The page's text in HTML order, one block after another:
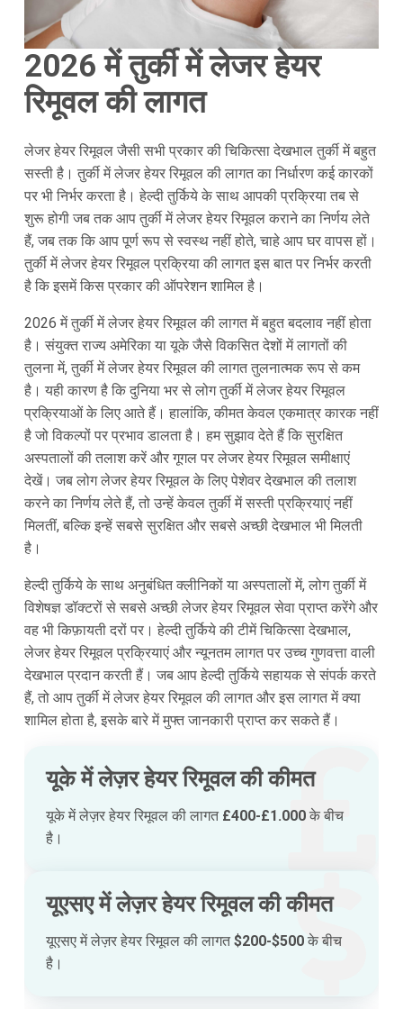
2026 में तुर्की में लेजर हेयर
रिमूवल की लागत
लेजर हेयर रिमूवल जैसी सभी प्रकार की चिकित्सा देखभाल तुर्की में बहुत
सस्ती है। तुर्की में लेजर हेयर रिमूवल की लागत का निर्धारण कई कारकों
पर भी निर्भर करता है। हेल्दी तुर्किये के साथ आपकी प्रक्रिया तब से
शुरू होगी जब तक आप तुर्की में लेजर हेयर रिमूवल कराने का निर्णय लेते
हैं, जब तक कि आप पूर्ण रूप से स्वस्थ नहीं होते, चाहे आप घर वापस हों।
तुर्की में लेजर हेयर रिमूवल प्रक्रिया की लागत इस बात पर निर्भर करती
है कि इसमें किस प्रकार की ऑपरेशन शामिल है।
2026 में तुर्की में लेजर हेयर रिमूवल की लागत में बहुत बदलाव नहीं होता
है। संयुक्त राज्य अमेरिका या यूके जैसे विकसित देशों में लागतों की
तुलना में, तुर्की में लेजर हेयर रिमूवल की लागत तुलनात्मक रूप से कम
है। यही कारण है कि दुनिया भर से लोग तुर्की में लेजर हेयर रिमूवल
प्रक्रियाओं के लिए आते हैं। हालांकि, कीमत केवल एकमात्र कारक नहीं
है जो विकल्पों पर प्रभाव डालता है। हम सुझाव देते हैं कि सुरक्षित
अस्पतालों की तलाश करें और गूगल पर लेजर हेयर रिमूवल समीक्षाएं
देखें। जब लोग लेजर हेयर रिमूवल के लिए पेशेवर देखभाल की तलाश
करने का निर्णय लेते हैं, तो उन्हें केवल तुर्की में सस्ती प्रक्रियाएं नहीं
मिलतीं, बल्कि इन्हें सबसे सुरक्षित और सबसे अच्छी देखभाल भी मिलती
है।
हेल्दी तुर्किये के साथ अनुबंधित क्लीनिकों या अस्पतालों में, लोग तुर्की में
विशेषज्ञ डॉक्टरों से सबसे अच्छी लेजर हेयर रिमूवल सेवा प्राप्त करेंगे और
वह भी किफ़ायती दरों पर। हेल्दी तुर्किये की टीमें चिकित्सा देखभाल,
लेजर हेयर रिमूवल प्रक्रियाएं और न्यूनतम लागत पर उच्च गुणवत्ता वाली
देखभाल प्रदान करती हैं। जब आप हेल्दी तुर्किये सहायक से संपर्क करते
हैं, तो आप तुर्की में लेजर हेयर रिमूवल की लागत और इस लागत में क्या
शामिल होता है, इसके बारे में मुफ्त जानकारी प्राप्त कर सकते हैं।
यूके में लेज़र हेयर रिमूवल की कीमत
यूके में लेज़र हेयर रिमूवल की लागत £400-£1.000के बीच
है।
यूएसए में लेज़र हेयर रिमूवल की कीमत
यूएसए में लेज़र हेयर रिमूवल की लागत$200-$500के बीच
है।